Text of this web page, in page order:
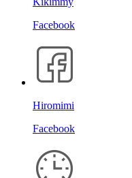
Facebook
Hiromimi
Facebook